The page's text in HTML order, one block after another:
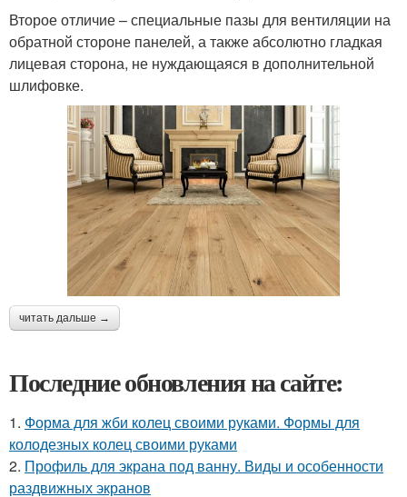
Второе отличие – специальные пазы для вентиляции на
обратной стороне панелей, а также абсолютно гладкая
лицевая сторона, не нуждающаяся в дополнительной
шлифовке.
читать дальше →
Последние обновления на сайте:
1. Форма для жби колец своими руками. Формы для
колодезных колец своими руками
2. Профиль для экрана под ванну. Виды и особенности
раздвижных экранов